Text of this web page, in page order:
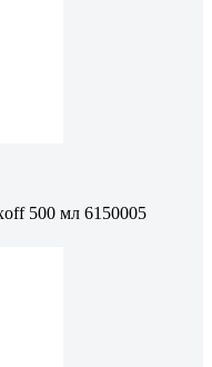
500 мл 6150005